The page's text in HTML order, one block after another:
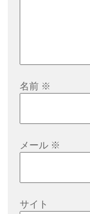
名前 ※
メール ※
サイト